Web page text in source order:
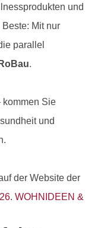
und
Mit nur
parallel
.
kommen Sie
und
der Website der
26. WOHNIDEEN &